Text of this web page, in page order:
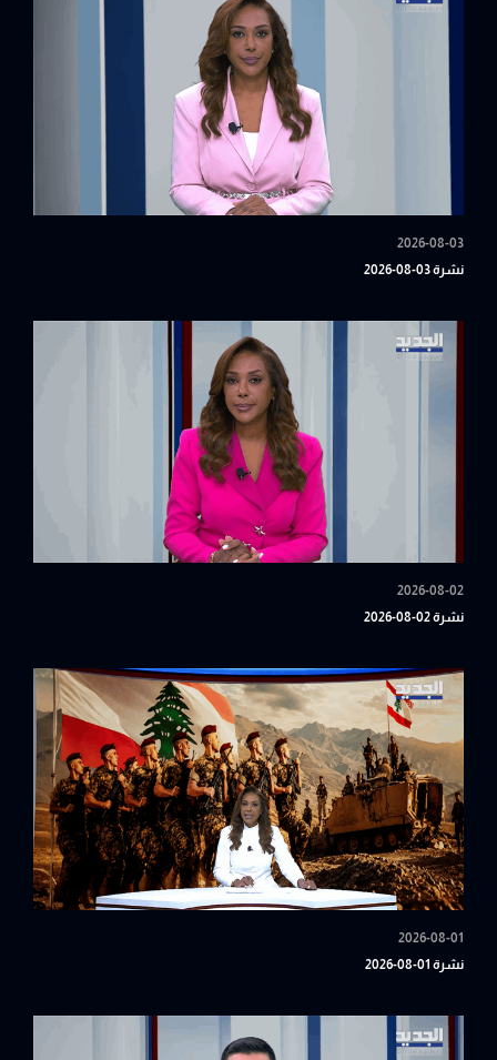
2026-08-03
نشرة 03-08-2026
2026-08-02
نشرة 02-08-2026
2026-08-01
نشرة 01-08-2026